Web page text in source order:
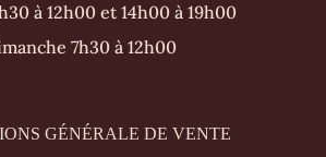
à 12h00 et 14h00 à 19h00
7h30 à 12h00
GÉNÉRALE DE VENTE